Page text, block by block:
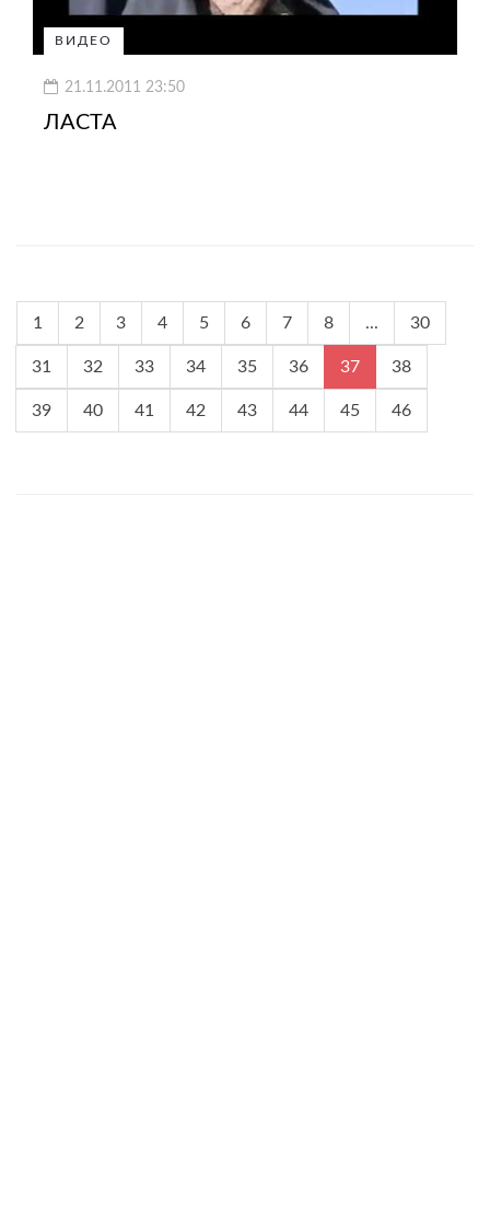
ВИДЕО
21.11.2011 23:50
ЛАСТА
1 2 3 4 5 6 7 8 ... 30
31 32 33 34 35 36 37 38
39 40 41 42 43 44 45 46